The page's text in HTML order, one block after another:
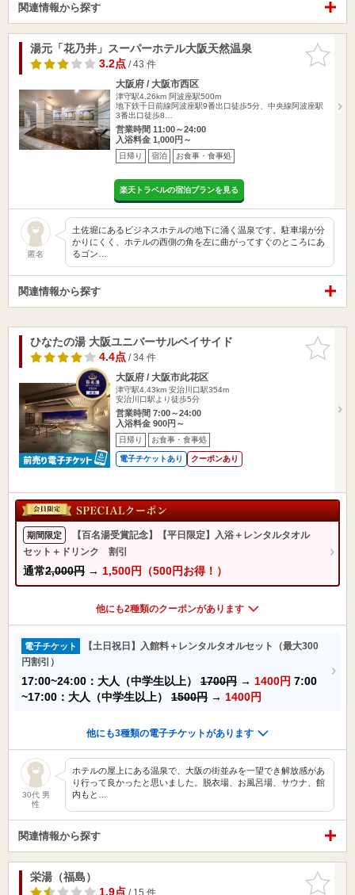
関連情報から探す
お気に入
りに追加
湯元「花乃井」スーパーホテル大阪天然温泉
3.2点/ 43 件
大阪府 / 大阪市西区
津守駅4.26km 阿波座駅500m
地下鉄千日前線阿波座駅9番出口徒歩5分、中央線阿波座駅
3番出口徒歩8…
営業時間 11:00～24:00
入浴料金 1,000円～
日帰り 宿泊 お食事・食事処
楽天トラベルの宿泊プランを見る
匿名
土佐堀にあるビジネスホテルの地下に涌く温泉です。駐車場が分
かりにくく、ホテルの西側の角を左に曲がってすぐのところにあ
るゴン…
関連情報から探す
お気に入
りに追加
ひなたの湯 大阪ユニバーサルベイサイド
4.4点/ 34 件
大阪府 / 大阪市此花区
津守駅4.43km 安治川口駅354m
安治川口駅より徒歩5分
営業時間 7:00～24:00
入浴料金 900円～
日帰り お食事・食事処
電子チケットあり クーポンあり
期間限定
【百名湯受賞記念】【平日限定】入浴＋レンタルタオル
セット＋ドリンク 割引
通常2,000円 → 1,500円（500円お得！）
他にも2種類のクーポンがあります
電子チケット
【土日祝日】入館料＋レンタルタオルセット（最大300
円割引）
17:00~24:00：大人（中学生以上） 1700円 → 1400円 7:00
~17:00：大人（中学生以上） 1500円 → 1400円
他にも3種類の電子チケットがあります
30代 男
性
ホテルの屋上にある温泉で、大阪の街並みを一望でき解放感があ
り行って良かったと思いました。脱衣場、お風呂場、サウナ、館
内もと…
関連情報から探す
お気に入
りに追加
栄湯（福島）
1.9点/ 15 件